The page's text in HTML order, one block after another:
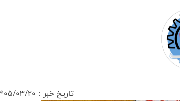
تاریخ خبر : 1405/03/20